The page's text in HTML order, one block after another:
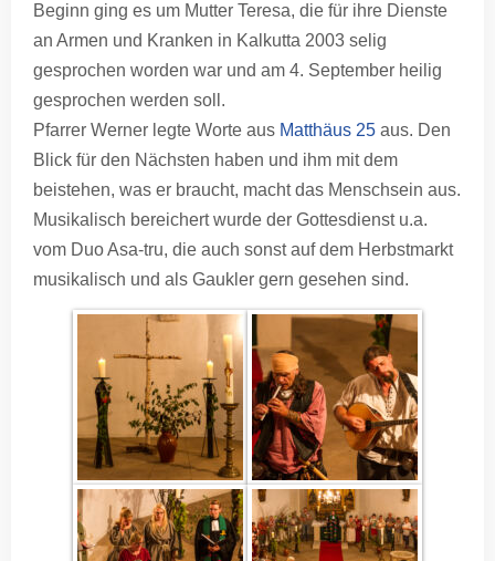
Beginn ging es um Mutter Teresa, die für ihre Dienste
an Armen und Kranken in Kalkutta 2003 selig
gesprochen worden war und am 4. September heilig
gesprochen werden soll.
Pfarrer Werner legte Worte aus Matthäus 25 aus. Den
Blick für den Nächsten haben und ihm mit dem
beistehen, was er braucht, macht das Menschsein aus.
Musikalisch bereichert wurde der Gottesdienst u.a.
vom Duo Asa-tru, die auch sonst auf dem Herbstmarkt
musikalisch und als Gaukler gern gesehen sind.